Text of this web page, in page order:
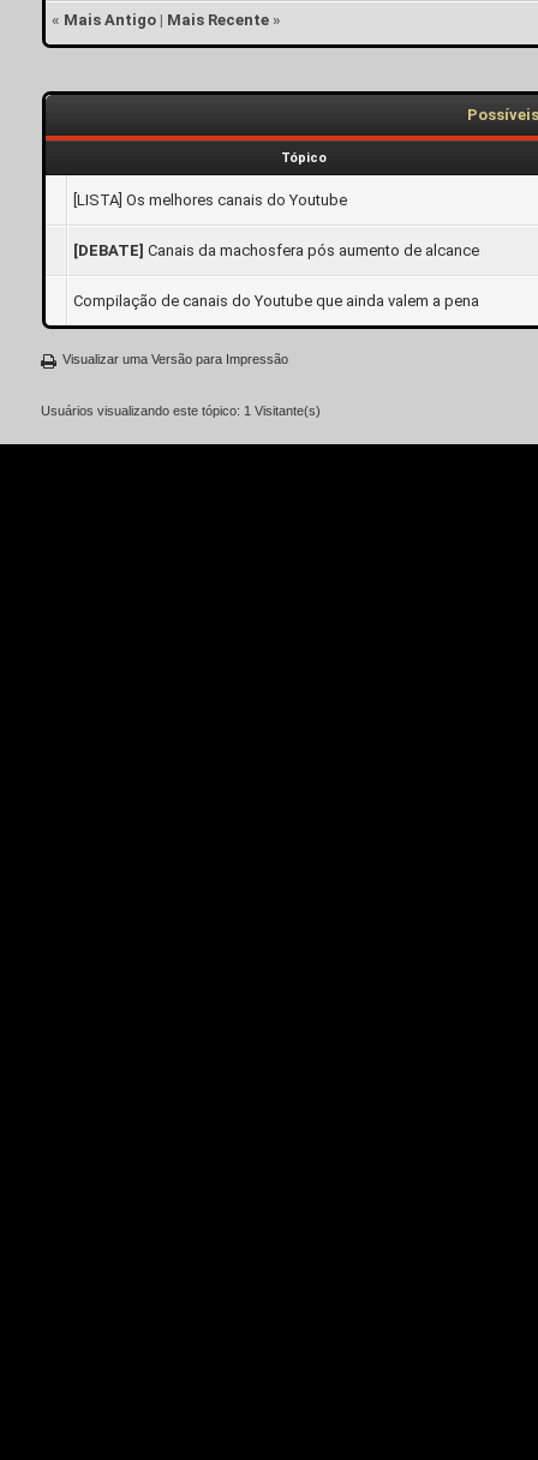
« Mais Antigo | Mais Recente »
Tópico
[LISTA] Os melhores canais do Youtube
[DEBATE] Canais da machosfera pós aumento de alcance
Compilação de canais do Youtube que ainda valem a pena
Visualizar uma Versão para Impressão
Usuários visualizando este tópico: 1 Visitante(s)